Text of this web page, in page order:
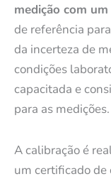
medição com
de referência
da incerteza de
condições
capacitada e
para as medições.
A calibração é
um certificado de